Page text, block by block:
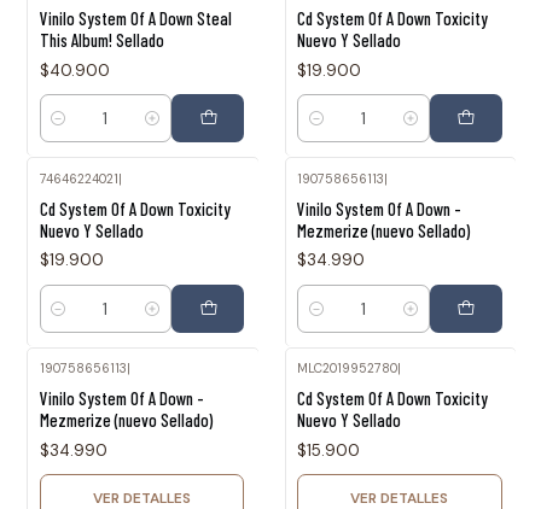
Vinilo System Of A Down Steal
This Album! Sellado
$40.900
Cantidad
Cd System Of A Down Toxicity
Nuevo Y Sellado
$19.900
Cantidad
74646224021|
Cd System Of A Down Toxicity
Nuevo Y Sellado
$19.900
Cantidad
190758656113|
Vinilo System Of A Down -
Mezmerize (nuevo Sellado)
$34.990
Cantidad
190758656113
Vinilo System Of A Down -
Mezmerize (nuevo Sellado)
$34.990
VER DETALLES
MLC2019952780
Cd System Of A Down Toxicity
Nuevo Y Sellado
$15.900
VER DETALLES